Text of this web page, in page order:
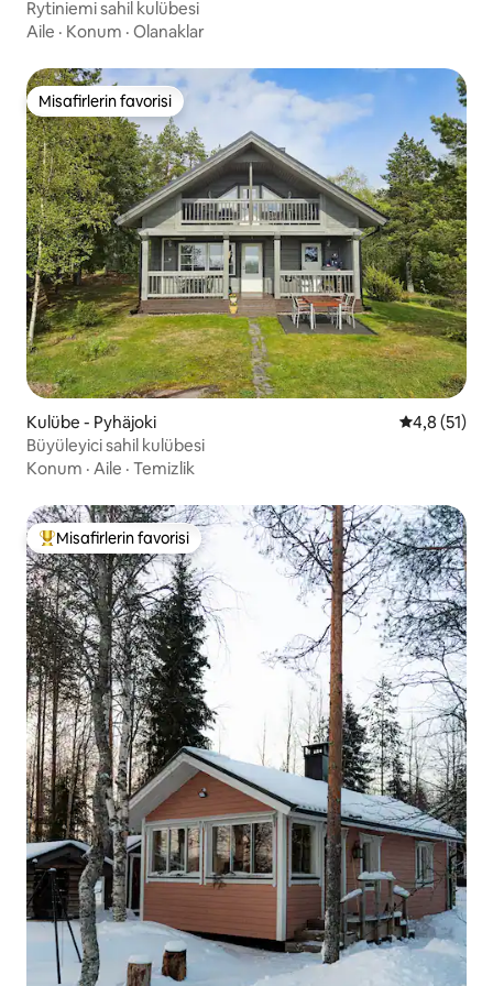
Rytiniemi sahil kulübesi
Aile · Konum · Olanaklar
Misafirlerin favorisi
Misafirlerin favorisi
Kulübe - Pyhäjoki 54,8 (51)
Büyüleyici sahil kulübesi
Konum · Aile · Temizlik
Misafirlerin favorilerinden en beğenilenler arasında
Misafirlerin favorisi